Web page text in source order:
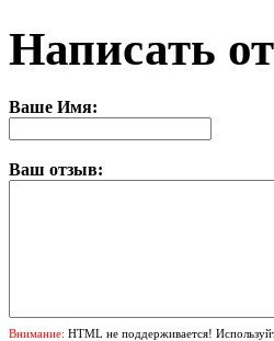
Написать
Ваше Имя:
Ваш отзыв:
Внимание: HTML не поддерживается!